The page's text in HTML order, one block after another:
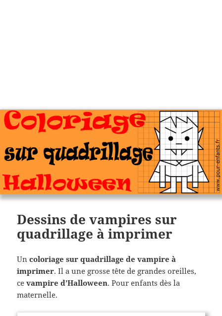
Charades, mots cachés, jeux,
devinettes, pour enfants.
Dessins de vampires sur
quadrillage à imprimer
Uncoloriage sur quadrillage de vampire à
imprimer. Il a une grosse tête de grandes oreilles,
cevampire d’Halloween. Pour enfants dès la
maternelle.